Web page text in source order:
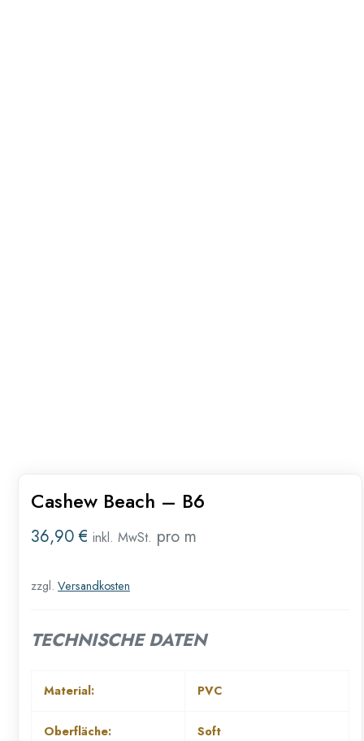
Cashew Beach – B6
36,90€ inkl. MwSt. pro m
zzgl. Versandkosten
TECHNISCHE DATEN
Material: PVC
Oberfläche: Soft